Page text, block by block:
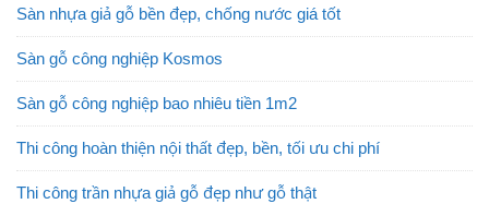
Sàn nhựa giả gỗ bền đẹp, chống nước giá tốt
Sàn gỗ công nghiệp Kosmos
Sàn gỗ công nghiệp bao nhiêu tiền 1m2
Thi công hoàn thiện nội thất đẹp, bền, tối ưu chi phí
Thi công trần nhựa giả gỗ đẹp như gỗ thật